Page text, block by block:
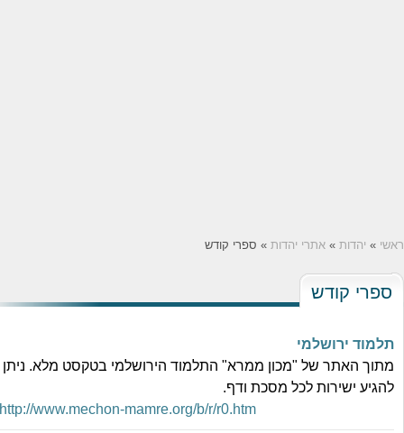
» יהדות» אתרי יהדות» ספרי קודש
ספרי קודש
תלמוד ירושלמי
מתוך האתר של "מכון ממרא" התלמוד הירושלמי בטקסט מלא. ניתן
להגיע ישירות לכל מסכת ודף.
http://www.mechon-mamre.org/b/r/r0.htm